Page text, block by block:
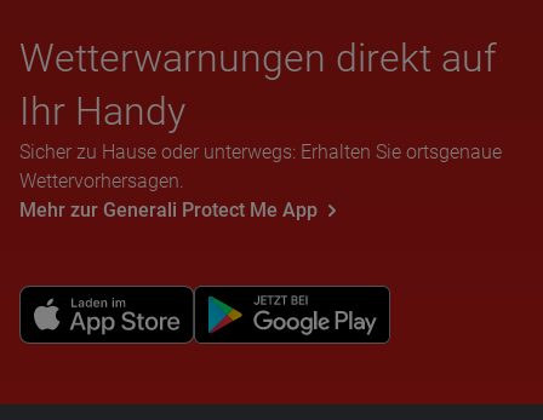
Wet­ter­war­nun­gen direkt auf
Ihr Handy
Sicher zu Hause oder unterwegs: Erhalten Sie ortsgenaue
Wettervorhersagen.
Mehr zur Generali Protect Me App